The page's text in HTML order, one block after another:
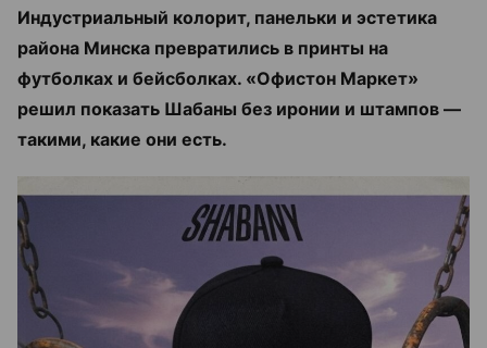
Индустриальный колорит, панельки и эстетика
района Минска превратились в принты на
футболках и бейсболках. «Офистон Маркет»
решил показать Шабаны без иронии и штампов —
такими, какие они есть.